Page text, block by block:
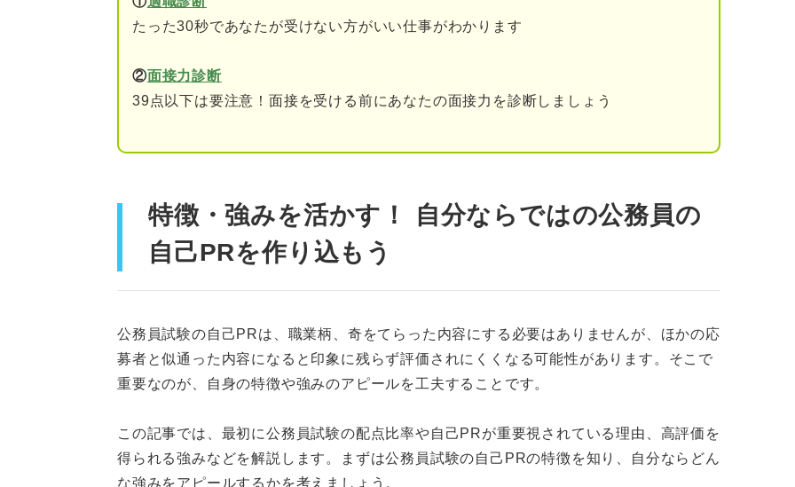
その特徴・強みを仕事にどう活かすかをアピールする
事前に知っておこう！ 公務員の自己PRの失敗例
民間企業と公務員の違いを理解できていない
地方公務員と国家公務員の区別ができていない
公務員の業務は誰でもできると思っている
OK例文②問題解決能力
OK例文④忍耐力・ストレス耐性
OK例文⑤柔軟性
たった30秒であなたが受けない方がいい仕事がわかります
②面接力診断
39点以下は要注意！面接を受ける前にあなたの面接力を診断しましょう
特徴・強みを活かす！ 自分ならではの公務員の
自己PRを作り込もう
公務員試験の自己PRは、職業柄、奇をてらった内容にする必要はありませんが、ほかの応
募者と似通った内容になると印象に残らず評価されにくくなる可能性があります。そこで
重要なのが、自身の特徴や強みのアピールを工夫することです。
この記事では、最初に公務員試験の配点比率や自己PRが重要視されている理由、高評価を
得られる強みなどを解説します。まずは公務員試験の自己PRの特徴を知り、自分ならどん
な強みをアピールするかを考えましょう。